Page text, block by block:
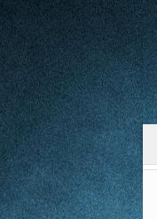
notre nouveau site